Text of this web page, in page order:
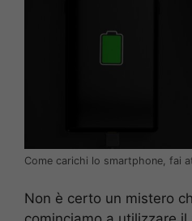
Come carichi lo smartphone, fai
Non è certo un mistero